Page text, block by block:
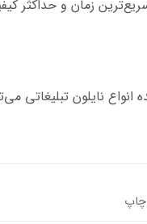
زمان و حداکثر
انواع نایلون تبلیغاتی
چاپ